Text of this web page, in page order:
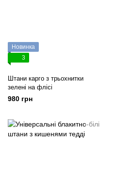
Новинка
3
Штани карго з трьохнитки
зелені на флісі
980 грн